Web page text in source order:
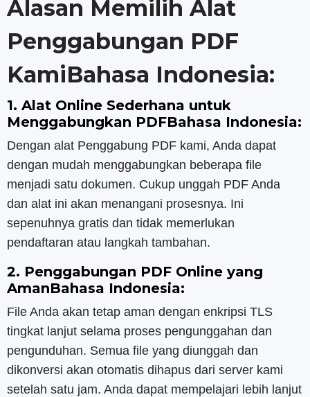
Alasan Memilih Alat
Penggabungan PDF
KamiBahasa Indonesia:
1. Alat Online Sederhana untuk
Menggabungkan PDFBahasa Indonesia:
Dengan alat Penggabung PDF kami, Anda dapat
dengan mudah menggabungkan beberapa file
menjadi satu dokumen. Cukup unggah PDF Anda
dan alat ini akan menangani prosesnya. Ini
sepenuhnya gratis dan tidak memerlukan
pendaftaran atau langkah tambahan.
2. Penggabungan PDF Online yang
AmanBahasa Indonesia:
File Anda akan tetap aman dengan enkripsi TLS
tingkat lanjut selama proses pengunggahan dan
pengunduhan. Semua file yang diunggah dan
dikonversi akan otomatis dihapus dari server kami
setelah satu jam. Anda dapat mempelajari lebih lanjut